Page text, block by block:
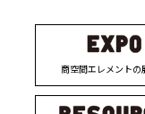
商空間エレメントの